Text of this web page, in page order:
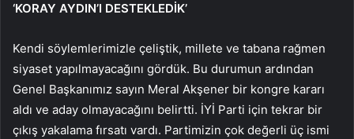
‘KORAY AYDIN’I DESTEKLEDİK’
Kendi söylemlerimizle çeliştik, millete ve tabana rağmen
siyaset yapılmayacağını gördük. Bu durumun ardından
Genel Başkanımız sayın Meral Akşener bir kongre kararı
aldı ve aday olmayacağını belirtti. İYİ Parti için tekrar bir
çıkış yakalama fırsatı vardı. Partimizin çok değerli üç ismi